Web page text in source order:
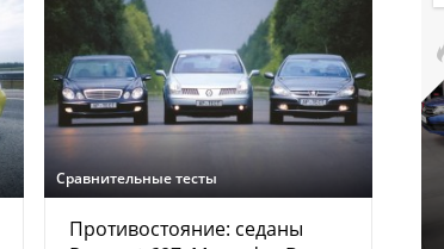
Сравнительные тесты
Противостояние: седаны